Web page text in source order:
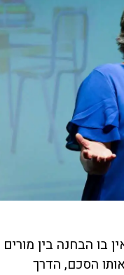
בו הבחנה בין מורים
הסכם, הדרך